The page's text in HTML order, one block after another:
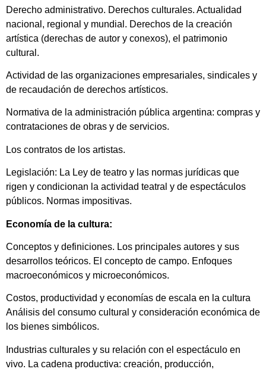
Derecho administrativo. Derechos culturales. Actualidad
nacional, regional y mundial. Derechos de la creación
artística (derechas de autor y conexos), el patrimonio
cultural.
Actividad de las organizaciones empresariales, sindicales y
de recaudación de derechos artísticos.
Normativa de la administración pública argentina: compras y
contrataciones de obras y de servicios.
Los contratos de los artistas.
Legislación: La Ley de teatro y las normas jurídicas que
rigen y condicionan la actividad teatral y de espectáculos
públicos. Normas impositivas.
Economía de la cultura:
Conceptos y definiciones. Los principales autores y sus
desarrollos teóricos. El concepto de campo. Enfoques
macroeconómicos y microeconómicos.
Costos, productividad y economías de escala en la cultura
Análisis del consumo cultural y consideración económica de
los bienes simbólicos.
Industrias culturales y su relación con el espectáculo en
vivo. La cadena productiva: creación, producción,